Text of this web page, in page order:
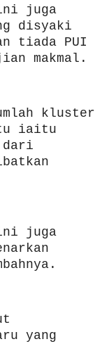
juga
disyaki
tiada PUI
makmal.
kluster
iaitu
dari
juga
yang